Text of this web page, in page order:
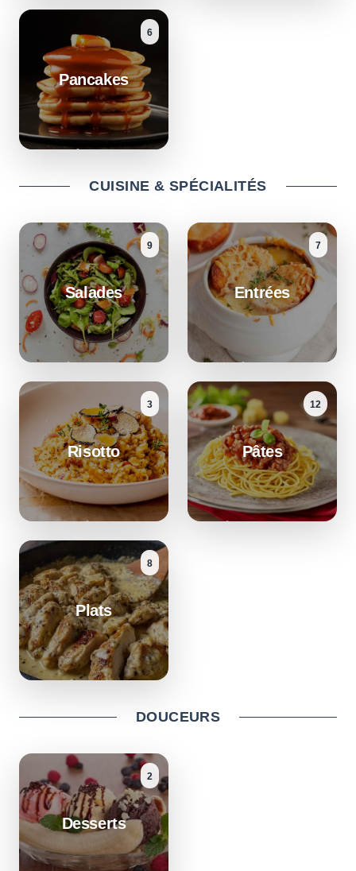
Pancakes
6
CUISINE & SPÉCIALITÉS
Salades
9
Entrées
7
Risotto
3
Pâtes
12
Plats
8
DOUCEURS
Desserts
2